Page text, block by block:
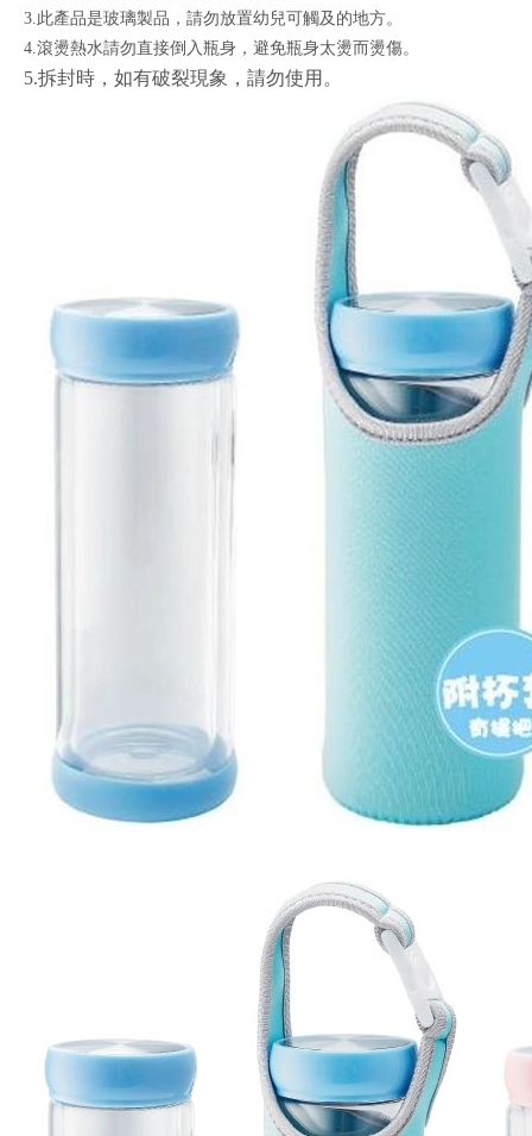
3.此產品是玻璃製品，請勿放置幼兒可觸及的地方。
4.滾燙熱水請勿直接倒入瓶身，避免瓶身太燙而燙傷。
5.拆封時，如有破裂現象，請勿使用。